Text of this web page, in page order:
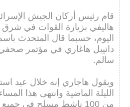
قام رئيس أركان الجيش
هاليفي بزيارة القوات في
اليوم، حسبما قال المتحدث
دانييل هاغاري في مؤتمر
سالم.
ويقول هاجاري إنه خلال عيد
الليلة الماضية وانتهى هذا
من 100 ناشط مسلح في